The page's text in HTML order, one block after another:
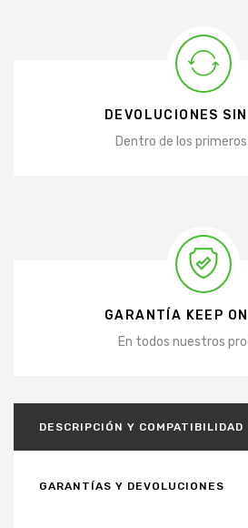
DEVOLUCIONES
Dentro de los
GARANTÍA KEEP ON
En todos nuestros
DESCRIPCIÓN Y COMPATIBILIDAD
GARANTÍAS Y DEVOLUCIONES